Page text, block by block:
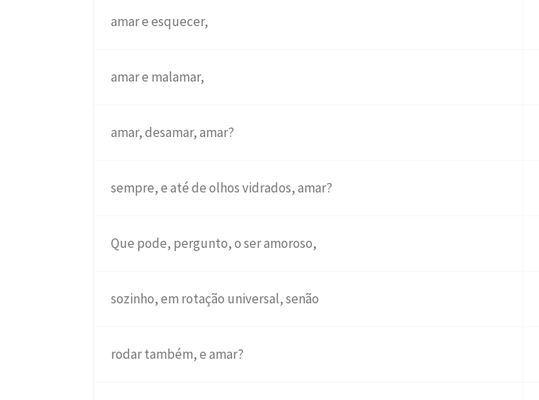
amar e esquecer,
amar e malamar,
amar, desamar, amar?
sempre, e até de olhos vidrados, amar?
Que pode, pergunto, o ser amoroso,
sozinho, em rotação universal, senão
rodar também, e amar?